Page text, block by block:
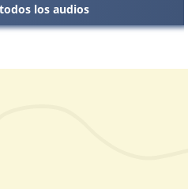
los audios